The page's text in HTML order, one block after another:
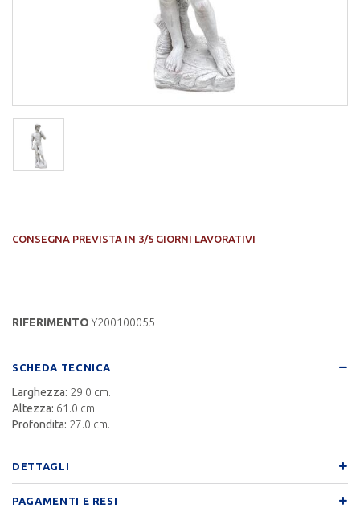
CONSEGNA PREVISTA IN 3/5 GIORNI LAVORATIVI
RIFERIMENTO Y200100055
SCHEDA TECNICA
Larghezza: 29.0 cm.
Altezza: 61.0 cm.
Profondita: 27.0 cm.
DETTAGLI
PAGAMENTI E RESI